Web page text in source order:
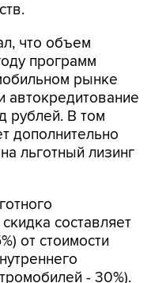
что объем
программ
рынке
автокредитование
рублей. В том
дополнительно
льготный лизинг
составляет
от стоимости
- 30%).